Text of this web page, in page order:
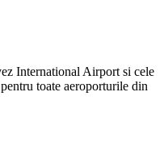
International Airport si cele
toate aeroporturile din